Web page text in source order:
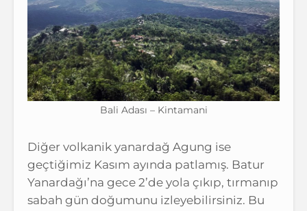
Bali Adası – Kintamani
Diğer volkanik yanardağ Agung ise
geçtiğimiz Kasım ayında patlamış. Batur
Yanardağı’na gece 2’de yola çıkıp, tırmanıp
sabah gün doğumunu izleyebilirsiniz. Bu